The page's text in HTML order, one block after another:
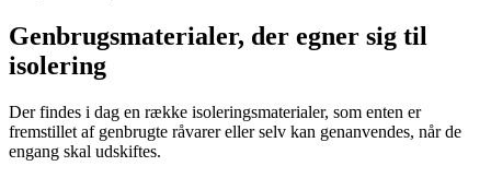
Genbrugsmaterialer, der egner sig til
isolering
Der findes i dag en række isoleringsmaterialer, som enten er
fremstillet af genbrugte råvarer eller selv kan genanvendes, når de
engang skal udskiftes.